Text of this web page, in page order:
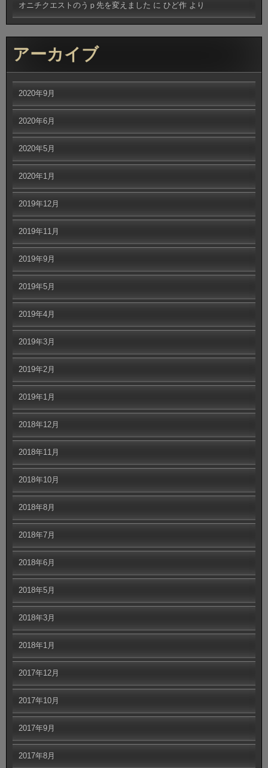
オニチクエストのうｐ先を変えました に ひど作 より
アーカイブ
2020年9月
2020年6月
2020年5月
2020年1月
2019年12月
2019年11月
2019年9月
2019年5月
2019年4月
2019年3月
2019年2月
2019年1月
2018年12月
2018年11月
2018年10月
2018年8月
2018年7月
2018年6月
2018年5月
2018年3月
2018年1月
2017年12月
2017年10月
2017年9月
2017年8月